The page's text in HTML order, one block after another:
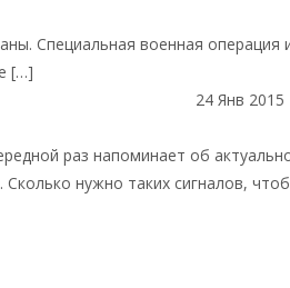
Специальная военная операция
[…]
24 Янв 2015
раз напоминает об
Сколько нужно таких сигналов,